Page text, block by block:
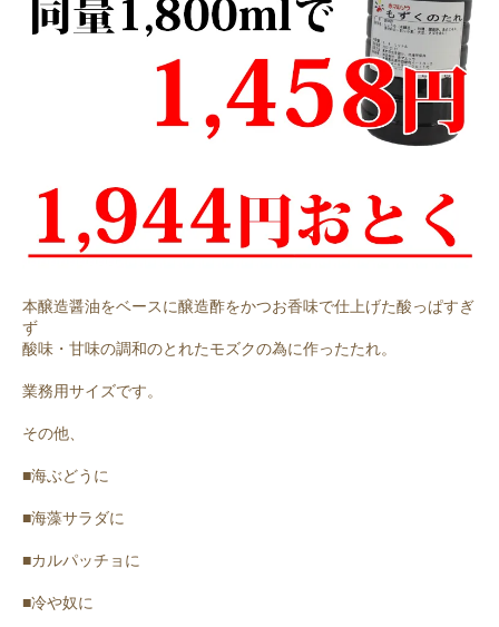
本醸造醤油をベースに醸造酢をかつお香味で仕上げた酸っぱすぎ
ず
酸味・甘味の調和のとれたモズクの為に作ったたれ。
業務用サイズです。
その他、
■海ぶどうに
■海藻サラダに
■カルパッチョに
■冷や奴に